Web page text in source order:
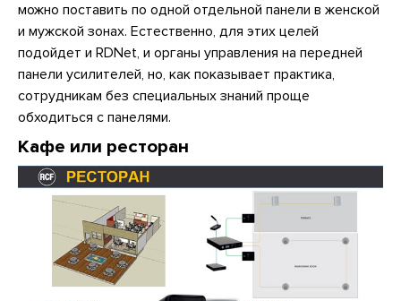
можно поставить по одной отдельной панели в женской
и мужской зонах. Естественно, для этих целей
подойдет и RDNet, и органы управления на передней
панели усилителей, но, как показывает практика,
сотрудникам без специальных знаний проще
обходиться с панелями.
Кафе или ресторан